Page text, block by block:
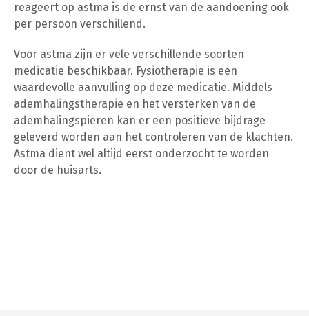
reageert op astma is de ernst van de aandoening ook
per persoon verschillend.
Voor astma zijn er vele verschillende soorten
medicatie beschikbaar. Fysiotherapie is een
waardevolle aanvulling op deze medicatie. Middels
ademhalingstherapie en het versterken van de
ademhalingspieren kan er een positieve bijdrage
geleverd worden aan het controleren van de klachten.
Astma dient wel altijd eerst onderzocht te worden
door de huisarts.